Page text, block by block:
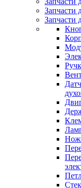
Запчасти
Запчасти